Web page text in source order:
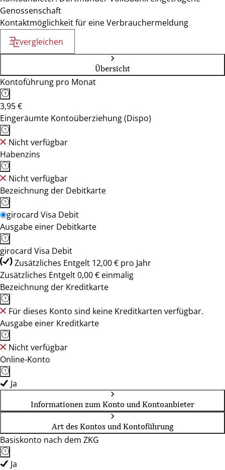
Genossenschaft
Kontaktmöglichkeit für eine Verbrauchermeldung
vergleichen
Übersicht
Kontoführung pro Monat
3,95 €
Eingeräumte Kontoüberziehung (Dispo)
Nicht verfügbar
Habenzins
Nicht verfügbar
Bezeichnung der Debitkarte
girocard Visa Debit
Ausgabe einer Debitkarte
girocard Visa Debit
Zusätzliches Entgelt 12,00 € pro Jahr
Zusätzliches Entgelt 0,00 € einmalig
Bezeichnung der Kreditkarte
Für dieses Konto sind keine Kreditkarten verfügbar.
Ausgabe einer Kreditkarte
Nicht verfügbar
Online-Konto
Ja
Informationen zum Konto und Kontoanbieter
Art des Kontos und Kontoführung
Basiskonto nach dem ZKG
Ja